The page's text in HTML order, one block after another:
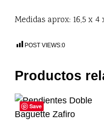
Medidas aprox: 16,5 x 4
POST VIEWS:0
Productos
Save